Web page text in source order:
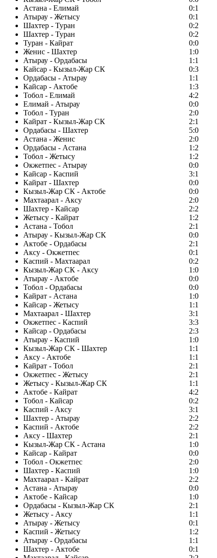
Астана - Елимай
0:1
Атырау - Жетысу
0:1
Шахтер - Туран
0:2
Шахтер - Туран
0:2
Туран - Кайрат
0:0
Женис - Шахтер
1:0
Атырау - Ордабасы
1:1
Кайсар - Кызыл-Жар СК
0:3
Ордабасы - Атырау
1:1
Кайсар - Актобе
1:3
Тобол - Елимай
4:2
Елимай - Атырау
0:0
Тобол - Туран
2:0
Кайрат - Кызыл-Жар СК
2:1
Ордабасы - Шахтер
5:0
Астана - Женис
2:0
Ордабасы - Астана
1:2
Тобол - Жетысу
1:2
Окжетпес - Атырау
0:0
Кайсар - Каспий
3:1
Кайрат - Шахтер
0:0
Кызыл-Жар СК - Актобе
0:0
Махтаарал - Аксу
2:0
Шахтер - Кайсар
2:2
Жетысу - Кайрат
1:2
Астана - Тобол
2:1
Атырау - Кызыл-Жар СК
0:0
Актобе - Ордабасы
2:1
Аксу - Окжетпес
0:1
Каспий - Махтаарал
0:2
Кызыл-Жар СК - Аксу
1:0
Атырау - Актобе
0:0
Тобол - Ордабасы
0:0
Кайрат - Астана
1:0
Кайсар - Жетысу
1:1
Махтаарал - Шахтер
3:1
Окжетпес - Каспий
3:3
Кайсар - Ордабасы
2:3
Атырау - Каспий
1:0
Кызыл-Жар СК - Шахтер
1:1
Аксу - Актобе
1:1
Кайрат - Тобол
2:1
Окжетпес - Жетысу
2:1
Жетысу - Кызыл-Жар СК
1:1
Актобе - Кайрат
4:2
Тобол - Кайсар
0:2
Каспий - Аксу
3:1
Шахтер - Атырау
2:2
Каспий - Актобе
2:2
Аксу - Шахтер
2:1
Кызыл-Жар СК - Астана
1:0
Кайсар - Кайрат
0:0
Тобол - Окжетпес
2:0
Шахтер - Каспий
1:0
Махтаарал - Кайрат
2:2
Астана - Атырау
0:0
Актобе - Кайсар
1:0
Ордабасы - Кызыл-Жар СК
2:1
Жетысу - Аксу
1:1
Атырау - Жетысу
0:1
Каспий - Жетысу
1:2
Атырау - Ордабасы
1:1
Шахтер - Актобе
0:1